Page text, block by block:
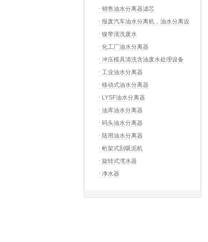
销售油水分离器滤芯
报废汽车油水分离机，油水分离设
备，汽车拆解流水线
镍带清洗废水
化工厂油水分离器
冲压模具清洗含油废水处理设备
工业油水分离器
移动式油水分离器
LYSF油水分离器
油库油水分离器
码头油水分离器
陆用油水分离器
桁架式刮吸泥机
旋转式滗水器
净水器